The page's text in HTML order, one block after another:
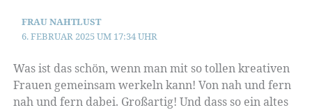
FRAU NAHTLUST
6. FEBRUAR 2025 UM 17:34 UHR
Was ist das schön, wenn man mit so tollen kreativen
Frauen gemeinsam werkeln kann! Von nah und fern
nah und fern dabei. Großartig! Und dass so ein altes